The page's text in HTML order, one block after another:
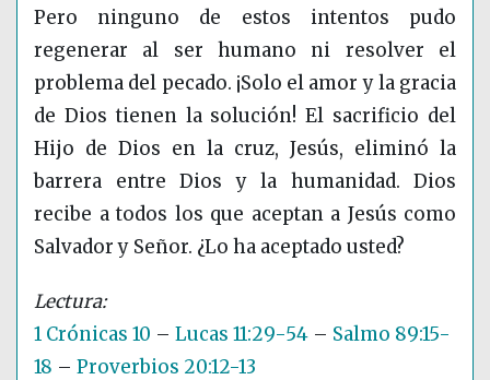
Pero ninguno de estos intentos pudo
regenerar al ser humano ni resolver el
problema del pecado. ¡Solo el amor y la gracia
de Dios tienen la solución! El sacrificio del
Hijo de Dios en la cruz, Jesús, eliminó la
barrera entre Dios y la humanidad. Dios
recibe a todos los que aceptan a Jesús como
Salvador y Señor. ¿Lo ha aceptado usted?
1 Crónicas 10 – Lucas 11:29-54 – Salmo 89:15-
18 – Proverbios 20:12-13